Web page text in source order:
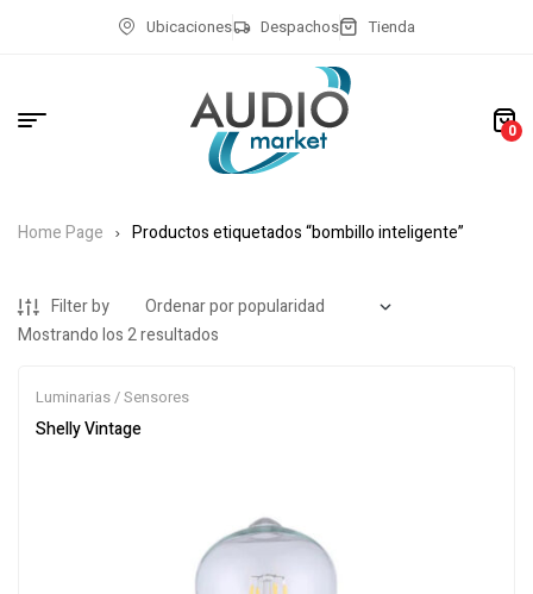
Ubicaciones Despachos Tienda
0
Home Page Productos etiquetados “bombillo inteligente”
Filter by
Mostrando los 2 resultados
Luminarias / Sensores
Shelly Vintage